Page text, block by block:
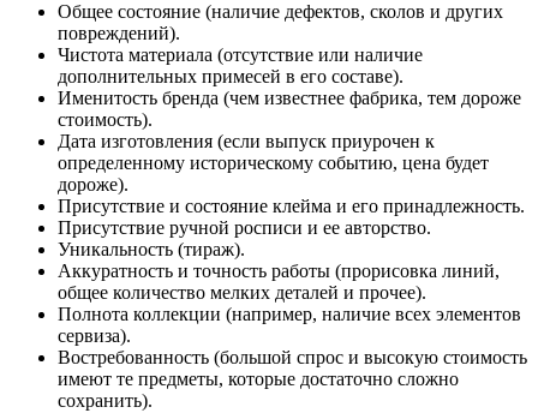
Общее состояние (наличие дефектов, сколов и других
повреждений).
Чистота материала (отсутствие или наличие
дополнительных примесей в его составе).
Именитость бренда (чем известнее фабрика, тем дороже
стоимость).
Дата изготовления (если выпуск приурочен к
определенному историческому событию, цена будет
дороже).
Присутствие и состояние клейма и его принадлежность.
Присутствие ручной росписи и ее авторство.
Уникальность (тираж).
Аккуратность и точность работы (прорисовка линий,
общее количество мелких деталей и прочее).
Полнота коллекции (например, наличие всех элементов
сервиза).
Востребованность (большой спрос и высокую стоимость
имеют те предметы, которые достаточно сложно
сохранить).